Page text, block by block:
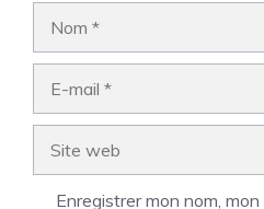
Enregistrer mon nom,